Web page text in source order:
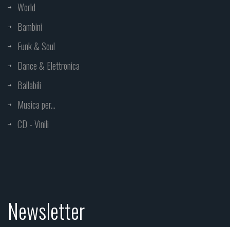
World
Bambini
Funk & Soul
Dance & Elettronica
Ballabili
Musica per...
CD - Vinili
Newsletter